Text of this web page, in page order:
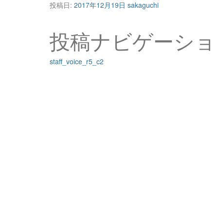
投稿日: 2017年12月19日 sakaguchi
投稿ナビゲーシ
staff_voice_r5_c2